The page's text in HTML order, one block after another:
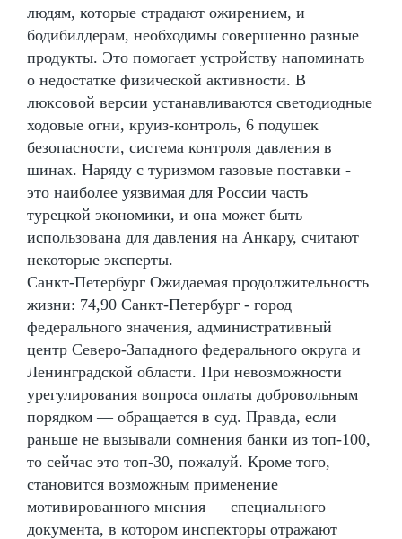
людям, которые страдают ожирением, и
бодибилдерам, необходимы совершенно разные
продукты. Это помогает устройству напоминать
о недостатке физической активности. В
люксовой версии устанавливаются светодиодные
ходовые огни, круиз-контроль, 6 подушек
безопасности, система контроля давления в
шинах. Наряду с туризмом газовые поставки -
это наиболее уязвимая для России часть
турецкой экономики, и она может быть
использована для давления на Анкару, считают
некоторые эксперты.
Санкт-Петербург Ожидаемая продолжительность
жизни: 74,90 Санкт-Петербург - город
федерального значения, административный
центр Северо-Западного федерального округа и
Ленинградской области. При невозможности
урегулирования вопроса оплаты добровольным
порядком — обращается в суд. Правда, если
раньше не вызывали сомнения банки из топ-100,
то сейчас это топ-30, пожалуй. Кроме того,
становится возможным применение
мотивированного мнения — специального
документа, в котором инспекторы отражают